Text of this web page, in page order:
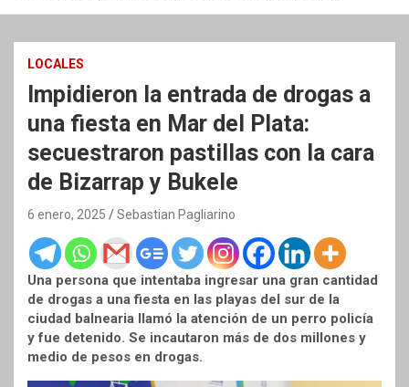
LOCALES
Impidieron la entrada de drogas a
una fiesta en Mar del Plata:
secuestraron pastillas con la cara
de Bizarrap y Bukele
6 enero, 2025 Sebastian Pagliarino
Una persona que intentaba ingresar una gran cantidad
de drogas a una fiesta en las playas del sur de la
ciudad balnearia llamó la atención de un perro policía
y fue detenido. Se incautaron más de dos millones y
medio de pesos en drogas.